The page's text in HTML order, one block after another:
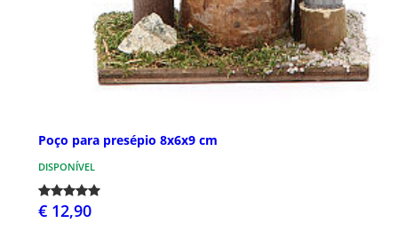
Poço para presépio 8x6x9 cm
DISPONÍVEL
€ 12,90